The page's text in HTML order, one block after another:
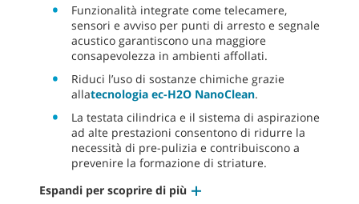
Funzionalità integrate come telecamere,
sensori e avviso per punti di arresto e segnale
acustico garantiscono una maggiore
consapevolezza in ambienti affollati.
Riduci l’uso di sostanze chimiche grazie
allatecnologia ec-H2O NanoClean.
La testata cilindrica e il sistema di aspirazione
ad alte prestazioni consentono di ridurre la
necessità di pre-pulizia e contribuiscono a
prevenire la formazione di striature.
Espandi per scoprire di più